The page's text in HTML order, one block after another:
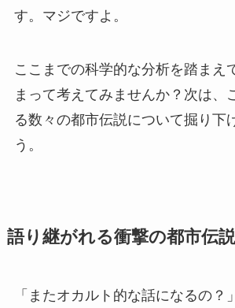
す。マジですよ。
ここまでの科学的な分析を踏まえ
まって考えてみませんか？次は、
る数々の都市伝説について掘り下
う。
語り継がれる衝撃の都市伝説
「またオカルト的な話になるの？」